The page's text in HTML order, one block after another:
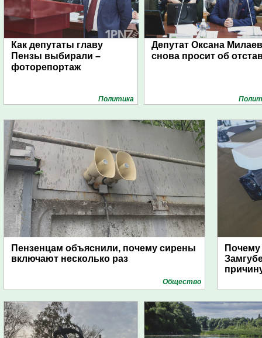
Как депутаты главу
Пензы выбирали –
фоторепортаж
Политика
Депутат Оксана
снова просит об
Пензенцам объяснили, почему сирены
включают несколько раз
Общество